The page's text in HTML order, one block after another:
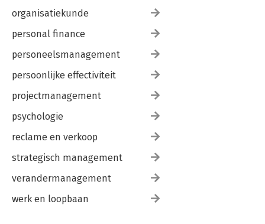
organisatiekunde
personal finance
personeelsmanagement
persoonlijke effectiviteit
projectmanagement
psychologie
reclame en verkoop
strategisch management
verandermanagement
werk en loopbaan